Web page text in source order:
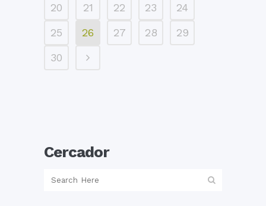
20
21 22 23
24
25
26 27 28
29
30
Cercador